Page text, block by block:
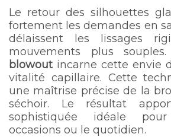
Le retour des silhouettes
fortement les demandes en
délaissent les lissages
mouvements plus
blowoutincarne cette envie
vitalité capillaire. Cette
une maîtrise précise de la
séchoir. Le résultat
sophistiquée idéale
occasions ou le quotidien.